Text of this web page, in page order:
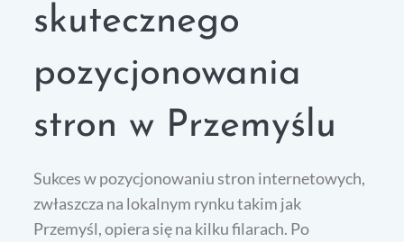
skutecznego
pozycjonowania
stron w Przemyślu
Sukces w pozycjonowaniu stron internetowych,
zwłaszcza na lokalnym rynku takim jak
Przemyśl, opiera się na kilku filarach. Po